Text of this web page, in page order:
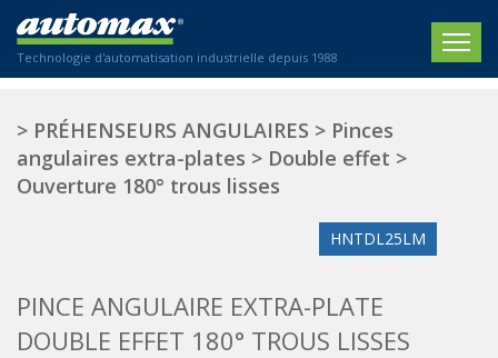
Technologie d'automatisation industrielle depuis 1988
ACCUEIL
SOCIÉTÉ
Actionneurs électriques
Actionneurs normalisés
Agriculture
Emballage / Étiquetage
CONTACT
> PRÉHENSEURS ANGULAIRES > Pinces
angulaires extra-plates > Double effet >
Ouverture 180° trous lisses
HNTDL25LM
PINCE ANGULAIRE EXTRA-PLATE
DOUBLE EFFET 180° TROUS LISSES